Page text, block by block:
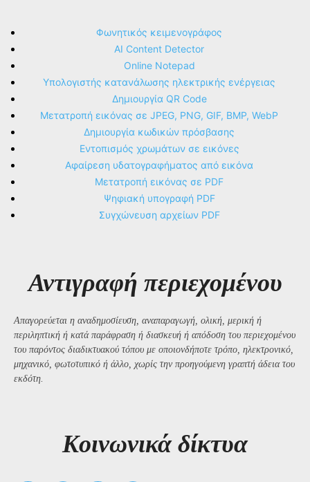
Φωνητικός κειμενογράφος
AI Content Detector
Online Notepad
Υπολογιστής κατανάλωσης ηλεκτρικής ενέργειας
Δημιουργία QR Code
Μετατροπή εικόνας σε JPEG, PNG, GIF, BMP, WebP
Δημιουργία κωδικών πρόσβασης
Εντοπισμός χρωμάτων σε εικόνες
Αφαίρεση υδατογραφήματος από εικόνα
Μετατροπή εικόνας σε PDF
Ψηφιακή υπογραφή PDF
Συγχώνευση αρχείων PDF
Αντιγραφή περιεχομένου
Απαγορεύεται η αναδημοσίευση, αναπαραγωγή, ολική, μερική ή
περιληπτική ή κατά παράφραση ή διασκευή ή απόδοση του περιεχομένου
του παρόντος διαδικτυακού τόπου με οποιονδήποτε τρόπο, ηλεκτρονικό,
μηχανικό, φωτοτυπικό ή άλλο, χωρίς την προηγούμενη γραπτή άδεια του
εκδότη.
Kοινωνικά δίκτυα